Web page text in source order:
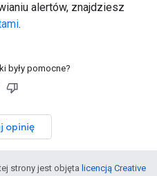
alertów, znajdziesz
.
były pomocne?
opinię
strony jest objęta licencją Creative